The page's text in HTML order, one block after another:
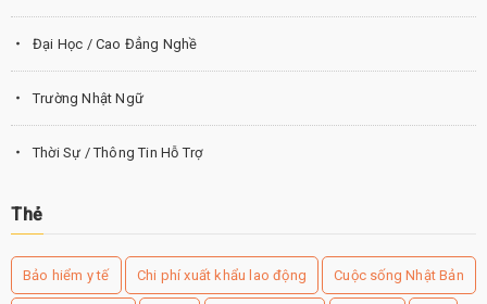
Đại Học / Cao Đẳng Nghề
Trường Nhật Ngữ
Thời Sự / Thông Tin Hỗ Trợ
Thẻ
Bảo hiểm y tế Chi phí xuất khẩu lao động Cuộc sống Nhật Bản